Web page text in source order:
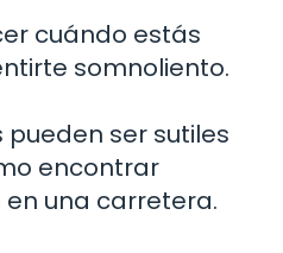
cuándo estás
somnoliento.
ser sutiles
encontrar
una carretera.